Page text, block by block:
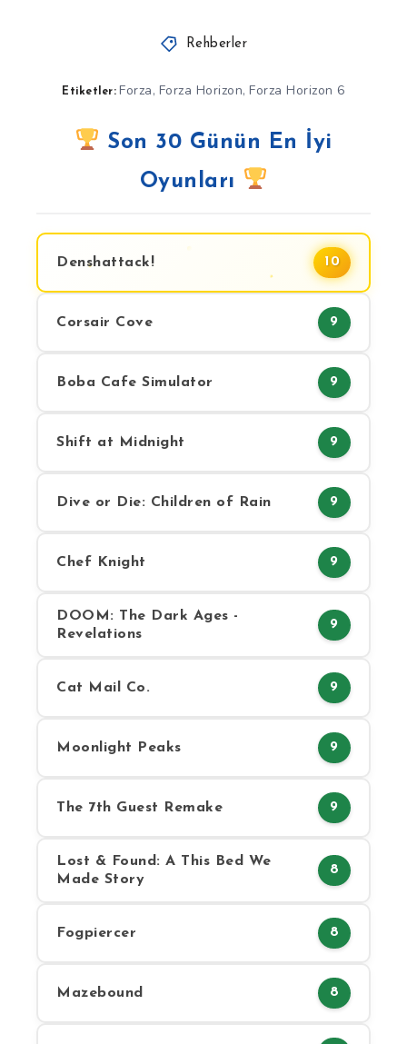
Rehberler
Etiketler: Forza, Forza Horizon,Forza Horizon 6
Son 30 Günün En İyi
Oyunları
Denshattack! 10
Corsair Cove 9
Boba Cafe Simulator 9
Shift at Midnight 9
Dive or Die: Children of Rain 9
Chef Knight 9
DOOM: The Dark Ages -
Revelations
9
Cat Mail Co. 9
Moonlight Peaks 9
The 7th Guest Remake 9
Lost & Found: A This Bed We
Made Story
8
Fogpiercer 8
Mazebound 8